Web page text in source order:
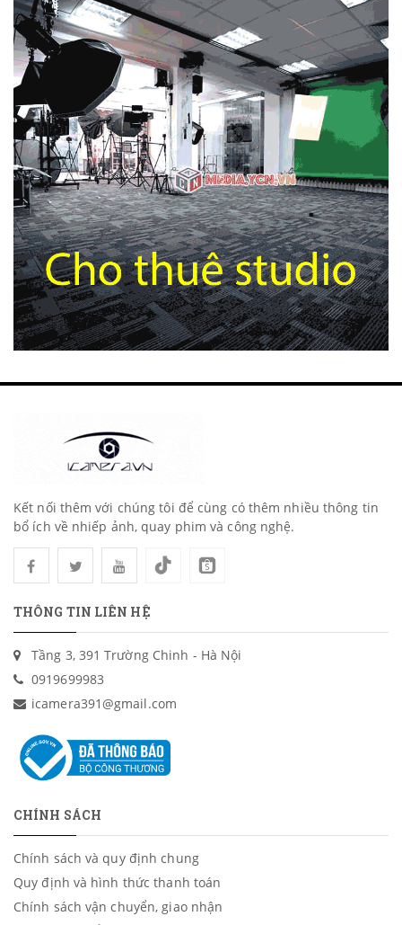
Kết nối thêm với chúng tôi để cùng có thêm nhiều thông tin
bổ ích về nhiếp ảnh, quay phim và công nghệ.
THÔNG TIN LIÊN HỆ
Tầng 3, 391 Trường Chinh - Hà Nội
0919699983
icamera391@gmail.com
CHÍNH SÁCH
Chính sách và quy định chung
Quy định và hình thức thanh toán
Chính sách vận chuyển, giao nhận